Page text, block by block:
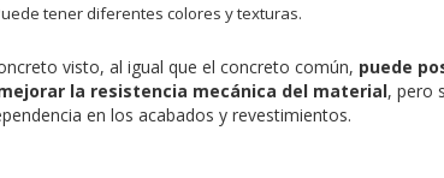
tener diferentes colores y texturas.
visto, al igual que el concreto común, puede
la resistencia mecánica del material, pero
en los acabados y revestimientos.